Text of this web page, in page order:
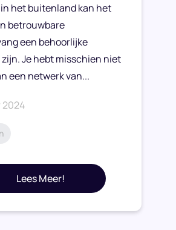
het buitenland kan het
betrouwbare
een behoorlijke
Je hebt misschien niet
een netwerk van...
2024
Lees Meer!